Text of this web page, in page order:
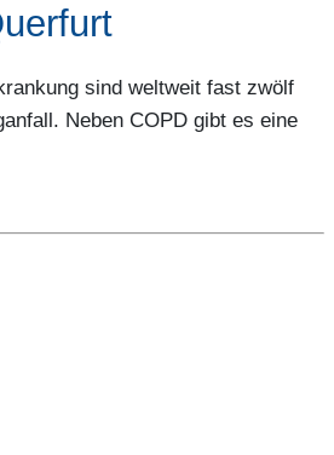
sind weltweit fast zwölf
Neben COPD gibt es eine